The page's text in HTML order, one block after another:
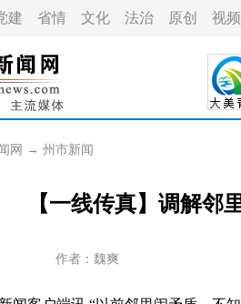
建 省情 文化 法治 原创 视频
网 → 州市新闻
【一线传真】调解邻
作者： 魏爽